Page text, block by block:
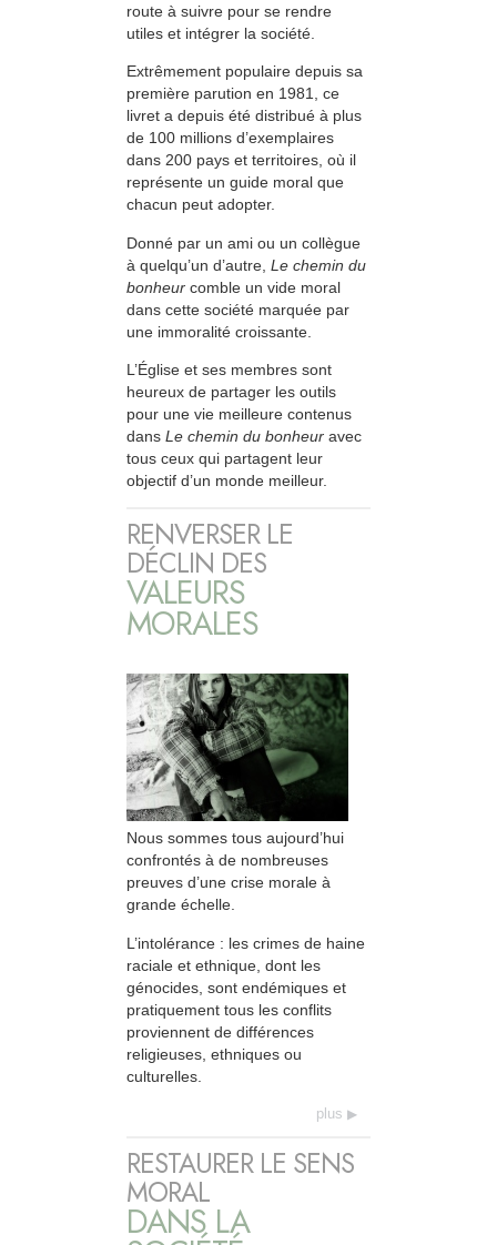
route à suivre pour se rendre
utiles et intégrer la société.
Extrêmement populaire depuis sa
première parution en 1981, ce
livret a depuis été distribué à plus
de 100 millions d’exemplaires
dans 200 pays et territoires, où il
représente un guide moral que
chacun peut adopter.
Donné par un ami ou un collègue
à quelqu’un d’autre, Le chemin du
bonheur comble un vide moral
dans cette société marquée par
une immoralité croissante.
L’Église et ses membres sont
heureux de partager les outils
pour une vie meilleure contenus
dans Le chemin du bonheur avec
tous ceux qui partagent leur
objectif d’un monde meilleur.
RENVERSER LE
DÉCLIN DES
VALEURS
MORALES
Nous sommes tous aujourd’hui
confrontés à de nombreuses
preuves d’une crise morale à
grande échelle.
L’intolérance : les crimes de haine
raciale et ethnique, dont les
génocides, sont endémiques et
pratiquement tous les conflits
proviennent de différences
religieuses, ethniques ou
culturelles.
plus
RESTAURER LE SENS
MORAL
DANS LA